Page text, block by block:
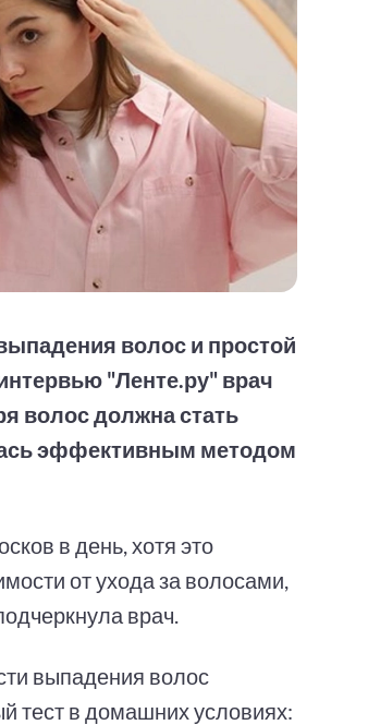
волос и простой
"Ленте.ру" врач
волос должна стать
эффективным методом
в день, хотя это
от ухода за волосами,
врач.
выпадения волос
тест в домашних условиях: